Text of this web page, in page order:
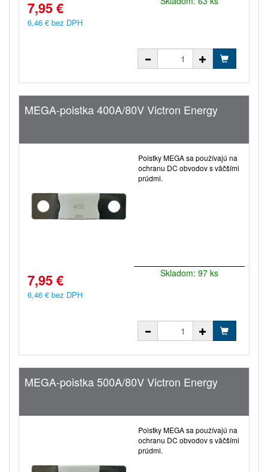
7,95 €
6,46 € bez DPH
MEGA-poistka 400A/80V Victron Energy
Poistky MEGA sa používajú na
ochranu DC obvodov s väčšími
prúdmi.
7,95 €
6,46 € bez DPH
Skladom: 97 ks
MEGA-poistka 500A/80V Victron Energy
Poistky MEGA sa používajú na
ochranu DC obvodov s väčšími
prúdmi.